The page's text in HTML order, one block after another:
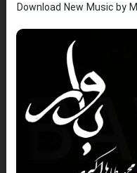
Download New Music by